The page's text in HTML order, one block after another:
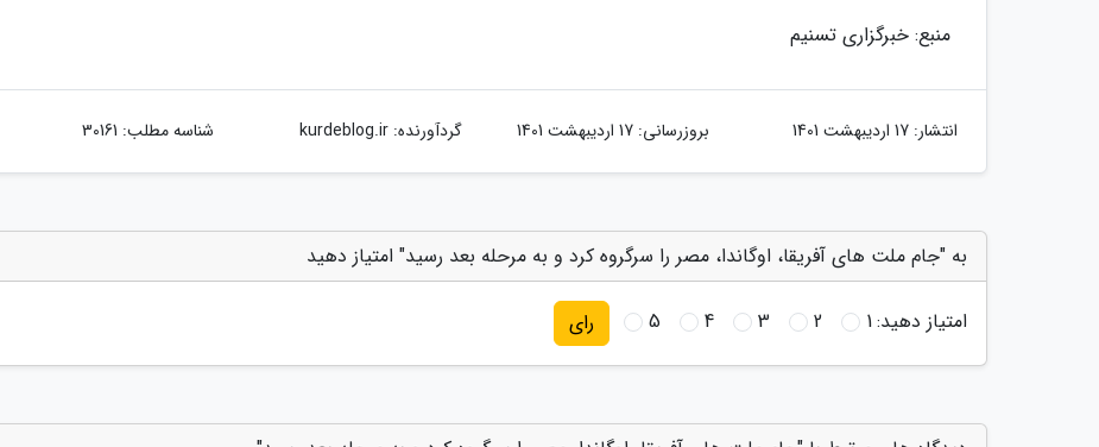
منبع: خبرگزاری تسنیم
انتشار: 17 اردیبهشت 1401 بروزرسانی: 17 اردیبهشت 1401 گردآورنده:kurdeblog.ir شناسه مطلب: 30161
به "جام ملت های آفریقا، اوگاندا، مصر را سرگروه کرد و به مرحله بعد رسید" امتیاز دهید
امتیاز دهید:1
2
3
4
5 رای